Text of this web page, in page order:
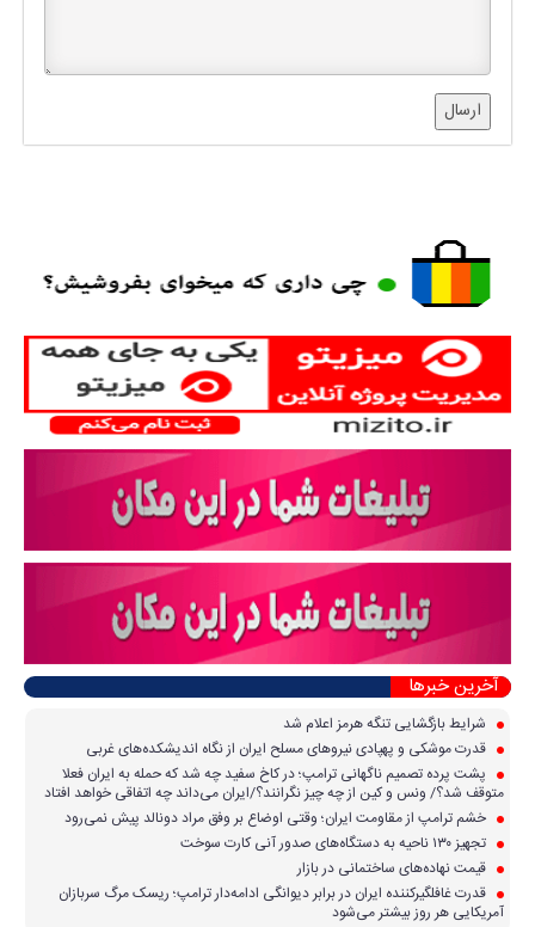
ارسال
آخرین خبرها
شرایط بازگشایی تنگه هرمز اعلام شد
قدرت موشکی و پهپادی نیرو‌های مسلح ایران از نگاه اندیشکده‌های غربی
پشت پرده تصمیم ناگهانی ترامپ؛ در کاخ سفید چه شد که حمله به ایران فعلا
متوقف شد؟/ ونس و کین از چه چیز نگرانند؟/ایران می‌داند چه اتفاقی خواهد افتاد
خشم ترامپ از مقاومت ایران؛ وقتی اوضاع بر وفق مراد دونالد پیش نمی‌رود
تجهیز ۱۳۰ ناحیه به دستگاه‌های صدور آنی کارت سوخت
قیمت نهاده‌های ساختمانی در بازار
قدرت غافلگیرکننده ایران در برابر دیوانگی ادامه‌دار ترامپ؛ ریسک مرگ سربازان
آمریکایی هر روز بیشتر می‌شود